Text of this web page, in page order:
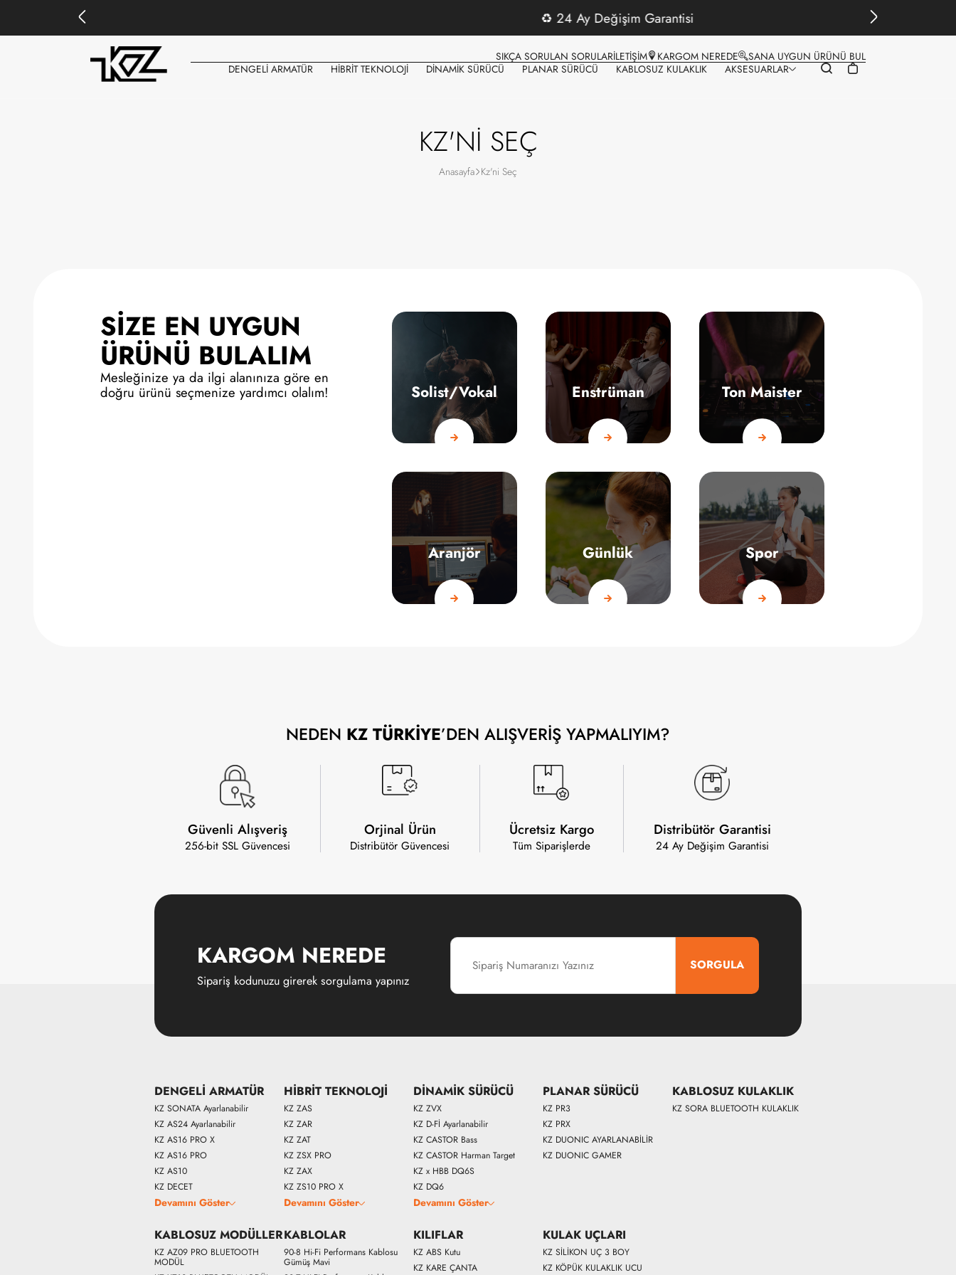
24 Ay Değişim Garantisi
SIKÇA SORULAN SORULARİLETİŞİM KARGOM NEREDE
SANA UYGUN ÜRÜNÜ BUL
DENGELİ ARMATÜR
HİBRİT TEKNOLOJİ DİNAMİK SÜRÜCÜ PLANAR SÜRÜCÜ KABLOSUZ KULAKLIK AKSESUARLAR
KZ'Nİ SEÇ
Anasayfa Kz'ni Seç
SİZE EN UYGUN
ÜRÜNÜ BULALIM
Mesleğinize ya da ilgi alanınıza göre en
doğru ürünü seçmenize yardımcı olalım! Solist/Vokal Enstrüman Ton Maister
Aranjör Günlük Spor
NEDEN KZ TÜRKİYE’DEN ALIŞVERİŞ YAPMALIYIM?
Güvenli Alışveriş
256-bit SSL Güvencesi
Orjinal Ürün
Distribütör Güvencesi
Ücretsiz Kargo
Tüm Siparişlerde
Distribütör Garantisi
24 Ay Değişim Garantisi
KARGOM NEREDE
Sipariş kodunuzu girerek sorgulama yapınız
SORGULA
DENGELİ ARMATÜR
KZ SONATA Ayarlanabilir
KZ AS24 Ayarlanabilir
KZ AS16 PRO X
KZ AS16 PRO
KZ AS10
KZ DECET
Devamını Göster
HİBRİT TEKNOLOJİ
KZ ZAS
KZ ZAR
KZ ZAT
KZ ZSX PRO
KZ ZAX
KZ ZS10 PRO X
Devamını Göster
DİNAMİK SÜRÜCÜ
KZ ZVX
KZ D-Fİ Ayarlanabilir
KZ CASTOR Bass
KZ CASTOR Harman Target
KZ x HBB DQ6S
KZ DQ6
Devamını Göster
PLANAR SÜRÜCÜ
KZ PR3
KZ PRX
KZ DUONIC AYARLANABİLİR
KZ DUONIC GAMER
KABLOSUZ KULAKLIK
KZ SORA BLUETOOTH KULAKLIK
KABLOSUZ MODÜLLER
KZ AZ09 PRO BLUETOOTH
MODÜL
KABLOLAR
90-8 Hi-Fi Performans Kablosu
Gümüş Mavi
KILIFLAR
KZ ABS Kutu
KZ KARE ÇANTA
KULAK UÇLARI
KZ SİLİKON UÇ 3 BOY
KZ KÖPÜK KULAKLIK UCU